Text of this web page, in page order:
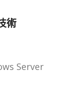
術
Server